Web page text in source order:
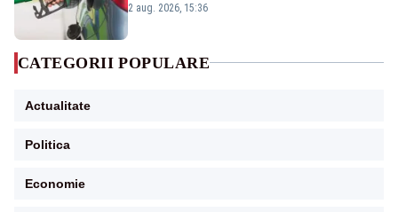
2 aug. 2026, 15:36
CATEGORII POPULARE
Actualitate
Politica
Economie